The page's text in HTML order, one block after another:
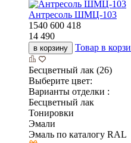
Антресоль ШМЦ-103
1540 600 418
14 490
в корзину Товар в
Бесцветный лак (26)
Выберите цвет:
Варианты отделки :
Бесцветный лак
Тонировки
Эмали
Эмаль по каталогу RAL